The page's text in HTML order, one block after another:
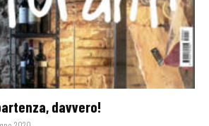
davvero!